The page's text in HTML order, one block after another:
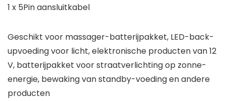
1 x 5Pin aansluitkabel
Geschikt voor massager-batterijpakket, LED-back-
upvoeding voor licht, elektronische producten van 12
V, batterijpakket voor straatverlichting op zonne-
energie, bewaking van standby-voeding en andere
producten